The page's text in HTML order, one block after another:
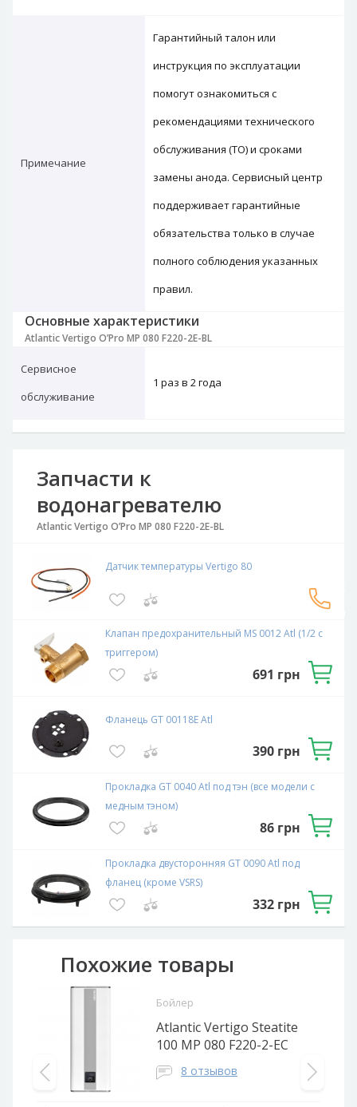
Примечание
Гарантийный талон или
инструкция по эксплуатации
помогут ознакомиться с
рекомендациями технического
обслуживания (ТО) и сроками
замены анода. Сервисный центр
поддерживает гарантийные
обязательства только в случае
полного соблюдения указанных
правил.
Основные характеристики
Atlantic Vertigo O’Pro MP 080 F220-2E-BL
Сервисное
обслуживание
1 раз в 2 года
Запчасти к
водонагревателю
Atlantic Vertigo O’Pro MP 080 F220-2E-BL
Датчик температуры Vertigo 80
Связаться
с
экспертом
Клапан предохранительный MS 0012 Atl (1/2 с
триггером)
691 грн
Фланець GT 00118E Atl
390грн
Прокладка GT 0040 Atl под тэн (все модели с
медным тэном)
86грн
Прокладка двусторонняя GT 0090 Atl под
фланец (кроме VSRS)
332грн
Похожие товары
Бойлер
Atlantic Vertigo Steatite
100 MP 080 F220-2-EC
8 отзывов